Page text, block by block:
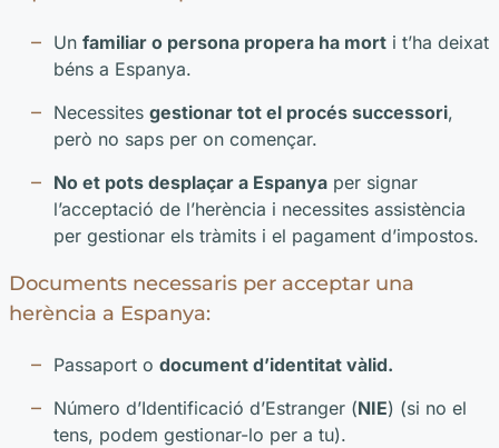
Un familiar o persona propera ha mort i t’ha deixat
béns a Espanya.
Necessites gestionar tot el procés successori,
però no saps per on començar.
No et pots desplaçar a Espanya per signar
l’acceptació de l’herència i necessites assistència
per gestionar els tràmits i el pagament d’impostos.
Documents necessaris per acceptar una
herència a Espanya:
Passaport o document d’identitat vàlid.
Número d’Identificació d’Estranger (NIE) (si no el
tens, podem gestionar-lo per a tu).